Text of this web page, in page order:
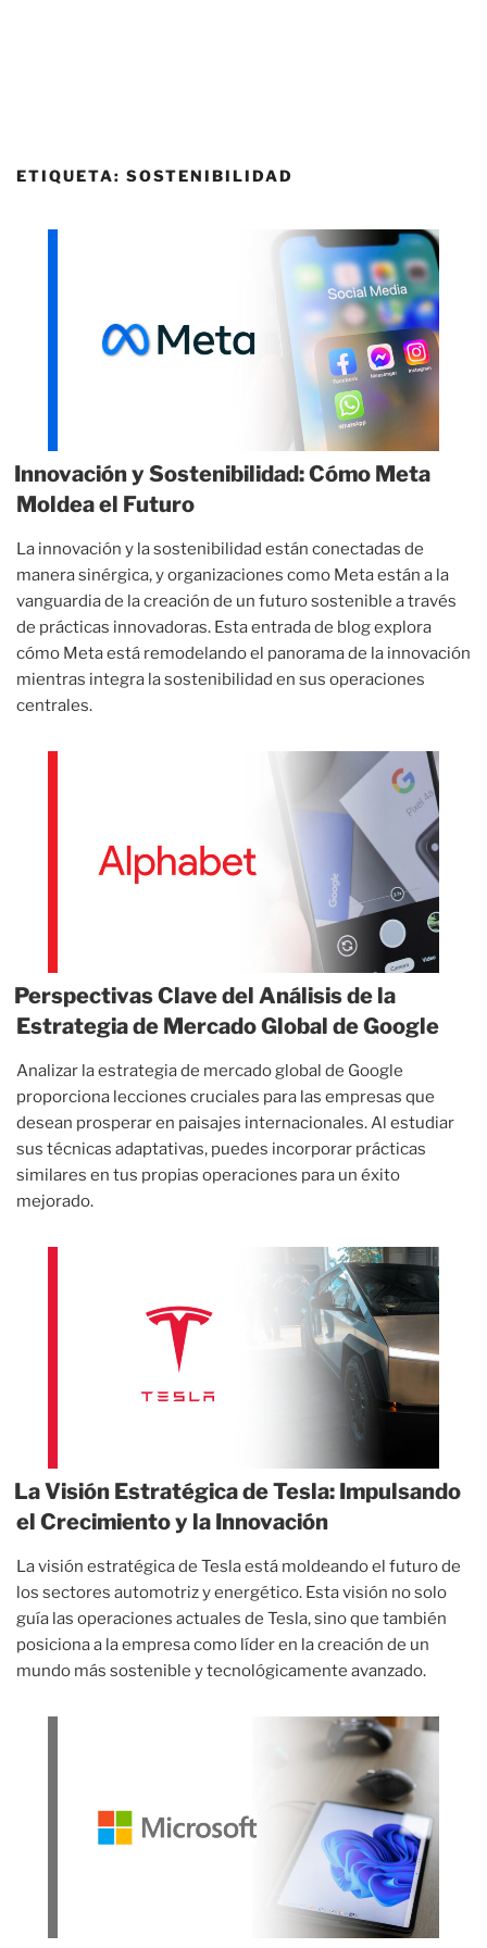
ETIQUETA: SOSTENIBILIDAD
Innovación y Sostenibilidad: Cómo Meta
Moldea el Futuro
La innovación y la sostenibilidad están conectadas de
manera sinérgica, y organizaciones como Meta están a la
vanguardia de la creación de un futuro sostenible a través
de prácticas innovadoras. Esta entrada de blog explora
cómo Meta está remodelando el panorama de la innovación
mientras integra la sostenibilidad en sus operaciones
centrales.
Perspectivas Clave del Análisis de la
Estrategia de Mercado Global de Google
Analizar la estrategia de mercado global de Google
proporciona lecciones cruciales para las empresas que
desean prosperar en paisajes internacionales. Al estudiar
sus técnicas adaptativas, puedes incorporar prácticas
similares en tus propias operaciones para un éxito
mejorado.
La Visión Estratégica de Tesla: Impulsando
el Crecimiento y la Innovación
La visión estratégica de Tesla está moldeando el futuro de
los sectores automotriz y energético. Esta visión no solo
guía las operaciones actuales de Tesla, sino que también
posiciona a la empresa como líder en la creación de un
mundo más sostenible y tecnológicamente avanzado.